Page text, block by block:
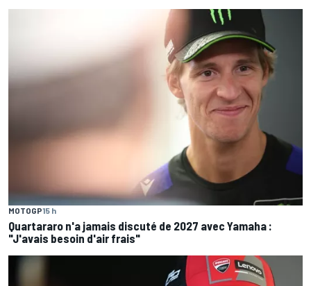
MOTOGP15 h
Quartararo n'a jamais discuté de 2027 avec Yamaha :
"J'avais besoin d'air frais"